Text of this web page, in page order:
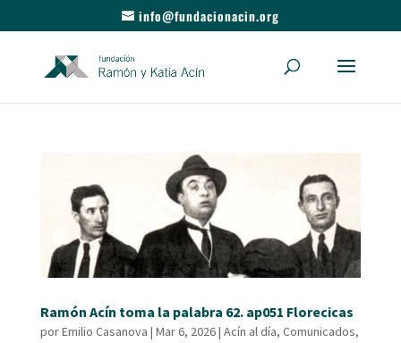
info@fundacionacin.org
Ramón Acín toma la palabra 62. ap051 Florecicas
porEmilio Casanova | Mar 6, 2026| Acín al día, Comunicados,